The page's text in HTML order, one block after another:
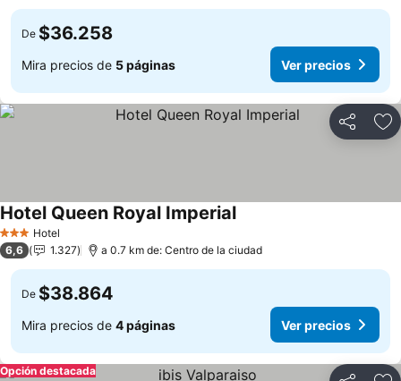
De $36.258
Mira precios de 5 páginas Ver precios
Compartir
3 Estrellas
Hotel
Hotel Queen Royal Imperial
6,6 1.327 a 0.7 km de: Centro de la ciudad
De $38.864
Mira precios de 4 páginas Ver precios
Opción destacada